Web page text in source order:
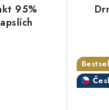
95%